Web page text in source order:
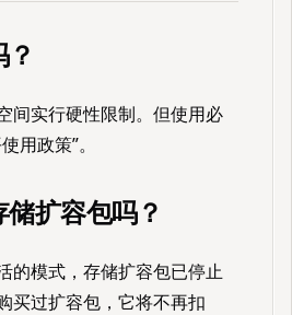
间实行硬性限制。但使用必
用政策”。
扩容包吗？
的模式，存储扩容包已停止
买过扩容包，它将不再扣